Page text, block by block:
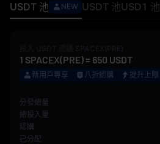
USDT 池 NEW USDT 池USD1 池
1 SPACEX(PRE)= 650 USDT
新用戶專享 八折認購 提升上限
分發總量
總投入量
認購
已分配